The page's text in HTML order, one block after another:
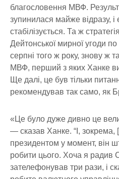
благословення МВФ.
зупинилася майже відразу, і
стабілізується. Та ж
Дейтонської мирної угоди по
серпні того ж року, знову ж
МВФ, перший з яких Ханке
Ще далі, це був тільки
рекомендував так само, як
«Це було дуже дивно це
— сказав Ханке. “І, зокрема,
президентом у момент, він
робити цього. Хоча я радив
зателефонував три рази, і